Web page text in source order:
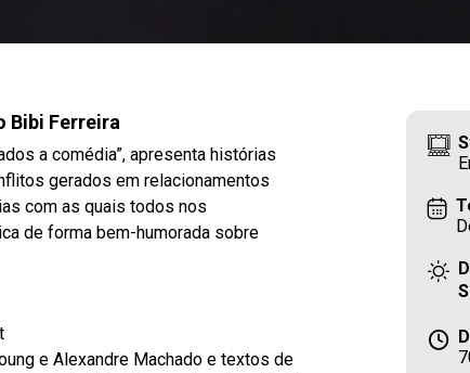
Bibi Ferreira
a comédia”, apresenta histórias
gerados em relacionamentos
com as quais todos nos
de forma bem-humorada sobre
e Alexandre Machado e textos de